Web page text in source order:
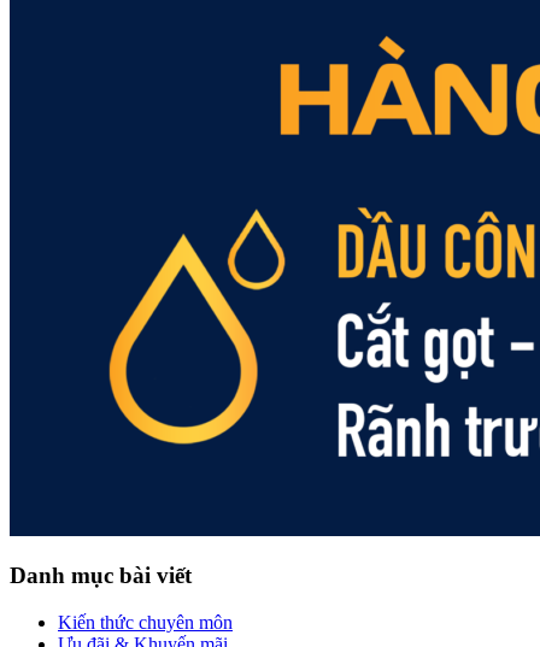
Danh mục bài viết
Kiến thức chuyên môn